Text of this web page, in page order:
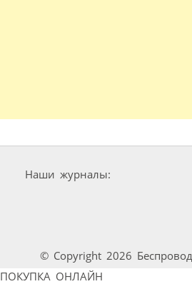
Наши журналы:
© Copyright 2026
ПОКУПКА ОНЛАЙН